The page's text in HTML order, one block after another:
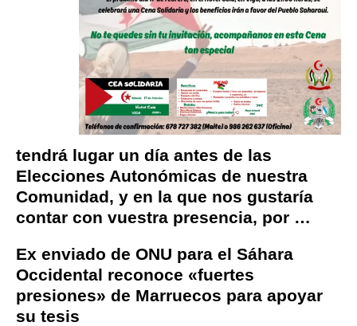
tendrá lugar un día antes de las
Elecciones Autonómicas de nuestra
Comunidad, y en la que nos gustaría
contar con vuestra presencia, por …
Ex enviado de ONU para el Sáhara
Occidental reconoce «fuertes
presiones» de Marruecos para apoyar
su tesis